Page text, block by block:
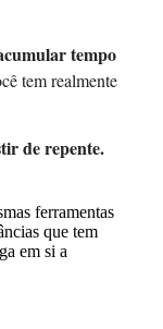
tempo
tem realmente
de repente.
ferramentas
que tem
em si a